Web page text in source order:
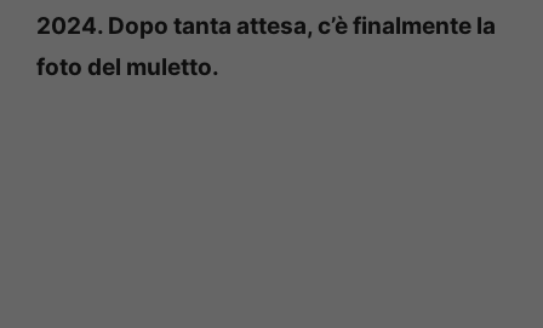
2024. Dopo tanta attesa, c’è finalmente la
foto del muletto.